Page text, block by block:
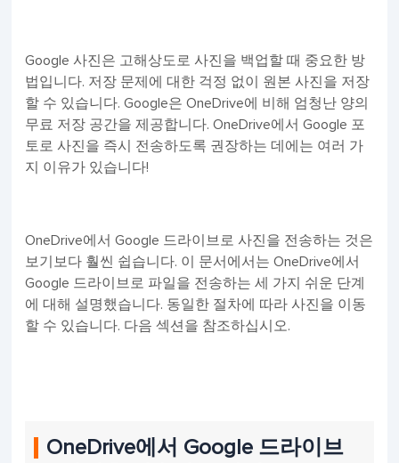
Google 사진은 고해상도로 사진을 백업할 때 중요한 방
법입니다. 저장 문제에 대한 걱정 없이 원본 사진을 저장
할 수 있습니다. Google은 OneDrive에 비해 엄청난 양의
무료 저장 공간을 제공합니다. OneDrive에서 Google 포
토로 사진을 즉시 전송하도록 권장하는 데에는 여러 가
지 이유가 있습니다!
OneDrive에서 Google 드라이브로 사진을 전송하는 것은
보기보다 훨씬 쉽습니다. 이 문서에서는 OneDrive에서
Google 드라이브로 파일을 전송하는 세 가지 쉬운 단계
에 대해 설명했습니다. 동일한 절차에 따라 사진을 이동
할 수 있습니다. 다음 섹션을 참조하십시오.
OneDrive에서 Google 드라이브